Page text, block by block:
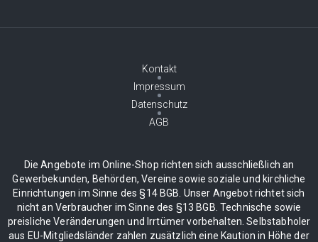
Kontakt
Impressum
Datenschutz
AGB
Die Angebote im Online-Shop richten sich ausschließlich an
Gewerbekunden, Behörden, Vereine sowie soziale und kirchliche
Einrichtungen im Sinne des §14 BGB. Unser Angebot richtet sich
nicht an Verbraucher im Sinne des §13 BGB. Technische sowie
preisliche Veränderungen und Irrtümer vorbehalten. Selbstabholer
aus EU-Mitgliedsländer zahlen zusätzlich eine Kaution in Höhe der